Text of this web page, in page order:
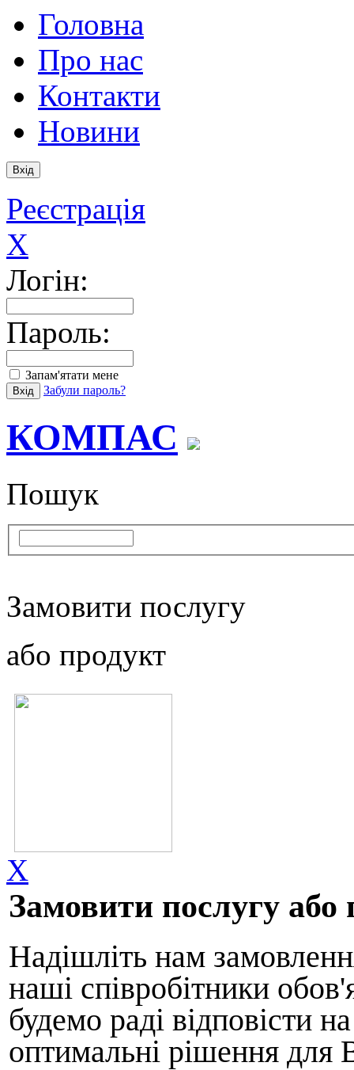
Головна
Про нас
Контакти
Новини
Реєстрація
X
Логін:
Пароль:
Запам'ятати мене
Забули пароль?
КОМПАС
Пошук
Замовити послугу
або продукт
X
Замовити послугу або
Надішліть нам
наші співробітники
будемо раді відповісти
оптимальні рішення для